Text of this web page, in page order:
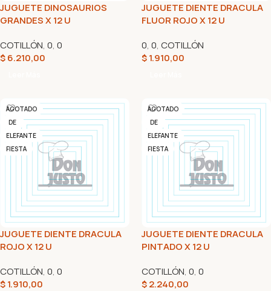
JUGUETE DINOSAURIOS
GRANDES X 12 U
COTILLÓN, 0, 0
$6.210,00
JUGUETE DIENTE DRACULA
FLUOR ROJO X 12 U
0, 0, COTILLÓN
$1.910,00
AGOTADO
DE
ELEFANTE
FIESTA
JUGUETE DIENTE DRACULA
ROJO X 12 U
COTILLÓN, 0, 0
$1.910,00
AGOTADO
DE
ELEFANTE
FIESTA
JUGUETE DIENTE DRACULA
PINTADO X 12 U
COTILLÓN, 0, 0
$2.240,00